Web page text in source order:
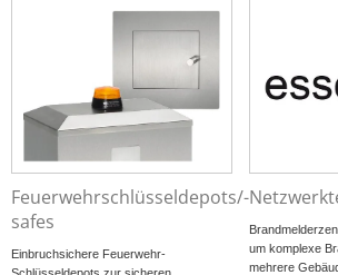
Feuerwehrschlüsseldepots/-
safes
Einbruchsichere Feuerwehr-
um komplexe
mehrere